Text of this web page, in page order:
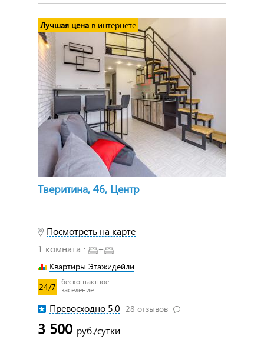
Тверитина, 46, Центр
Посмотреть на карте
1 комната ⋅
+
Квартиры Этажидейли
24/7
бесконтактное
заселение
Превосходно 5.0 28 отзывов
3 500 руб./сутки
Лучшая цена в интернете